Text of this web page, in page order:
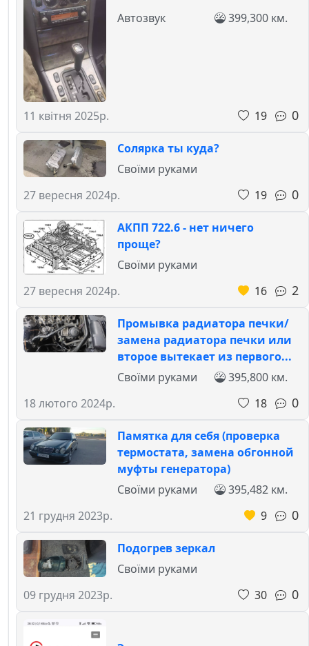
11 квітня 2025р.
Автозвук 399,300 км.
19 0
Солярка ты куда?
27 вересня 2024р.
Своїми руками
19
0
АКПП 722.6 - нет ничего
проще?
27 вересня 2024р.
Своїми руками
16
2
Промывка радиатора печки/
замена радиатора печки или
второе вытекает из первого...
18 лютого 2024р.
Своїми руками
395,800 км.
18
0
Памятка для себя (проверка
термостата, замена обгонной
муфты генератора)
21 грудня 2023р.
Своїми руками
395,482 км.
9
0
Подогрев зеркал
09 грудня 2023р.
Своїми руками
30
0